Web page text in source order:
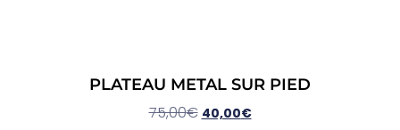
PLATEAU METAL SUR PIED
75,00€ 40,00€